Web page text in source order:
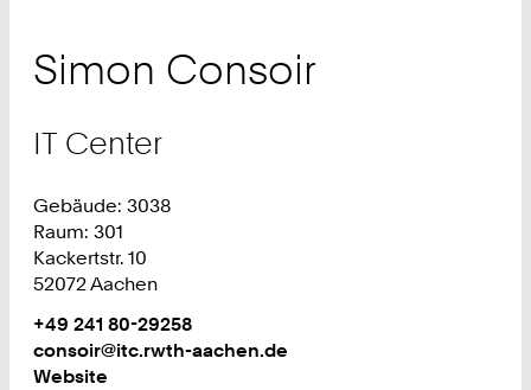
Simon Consoir
IT Center
Gebäude: 3038
Raum: 301
Kackertstr. 10
52072 Aachen
Work
Telefon:
+
4
+49 241 80-29258
Work
consoir@itc.rwth-aachen.de
Website